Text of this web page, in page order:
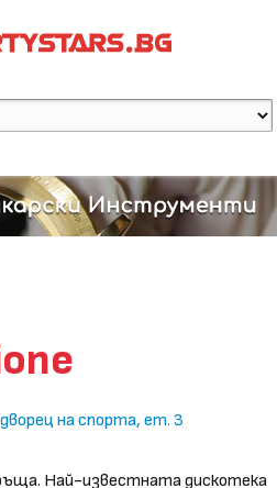
на спорта, ет. 3
Най-известната дискотека